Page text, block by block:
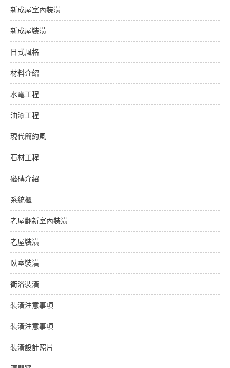
新成屋室內裝潢
新成屋裝潢
日式風格
材料介紹
水電工程
油漆工程
現代簡約風
石材工程
磁磚介紹
系統櫃
老屋翻新室內裝潢
老屋裝潢
臥室裝潢
衛浴裝潢
裝潢注意事項
裝潢注意事項
裝潢設計照片